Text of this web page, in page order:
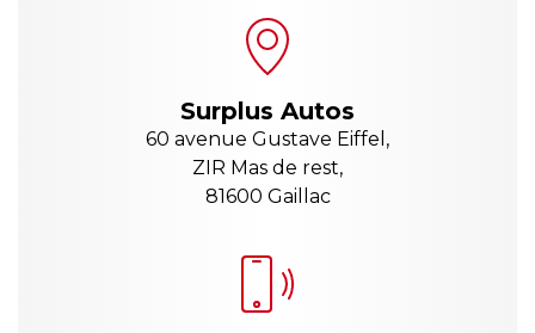
Surplus Autos
60 avenue Gustave Eiffel,
ZIR Mas de rest,
81600 Gaillac